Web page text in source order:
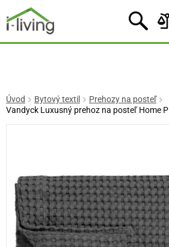
Úvod Bytový textil
Prehozy na posteľ
Vandyck Luxusný prehoz na postel' Home